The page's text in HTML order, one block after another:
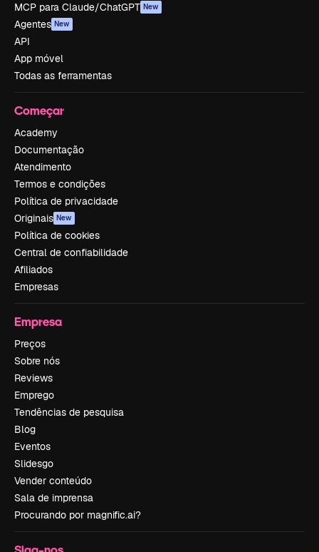
MCP para Claude/ChatGPT New
Agentes New
API
App móvel
Todas as ferramentas
Começar
Academy
Documentação
Atendimento
Termos e condições
Política de privacidade
Originais New
Política de cookies
Central de confiabilidade
Afiliados
Empresas
Empresa
Preços
Sobre nós
Reviews
Emprego
Tendências de pesquisa
Blog
Eventos
Slidesgo
Vender conteúdo
Sala de imprensa
Procurando por magnific.ai?